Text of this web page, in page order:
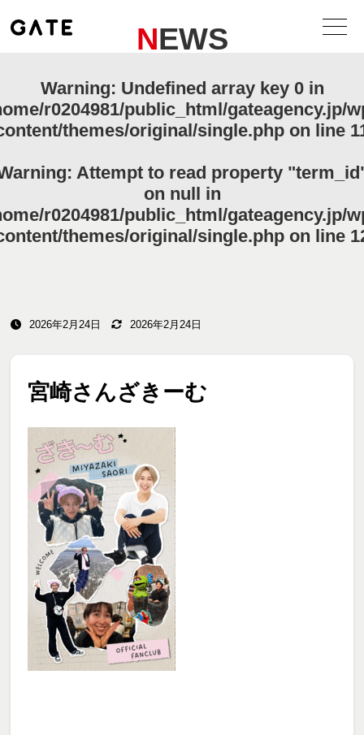
NEWS
Warning: Undefined array key 0 in
r0204981/public_html/gateagency.jp/
themes/original/single.php on line
: Attempt to read property
on null in
r0204981/public_html/gateagency.jp/
themes/original/single.phpon line
2026年2月24日 2026年2月24日
宮崎さんざきーむ